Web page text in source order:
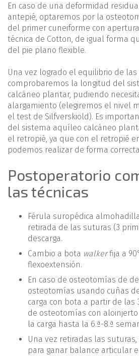
En caso de una deformidad
antepié, optaremos por la
del primer cuneiforme con
técnica de Cotton, de igual forma
del pie plano flexible.
Una vez logrado el equilibrio de las
comprobaremos la longitud del
calcáneo plantar, pudiendo
alargamiento (elegiremos el nivel
el test de Silfverskiöld). Es
del sistema aquíleo calcáneo
el retropié, ya que con el retropié
podemos realizar de forma
Postoperatorio
las técnicas
Férula suropédica
retirada de las suturas (3
descarga.
Cambio a bota walkerfija a
flexoextensión.
En caso de osteotomías de
osteotomías usando cuñas
carga con bota a partir de las
de osteotomías con
la carga hasta la 6.ª-8.ª
Una vez retiradas las suturas,
para ganar balance articular